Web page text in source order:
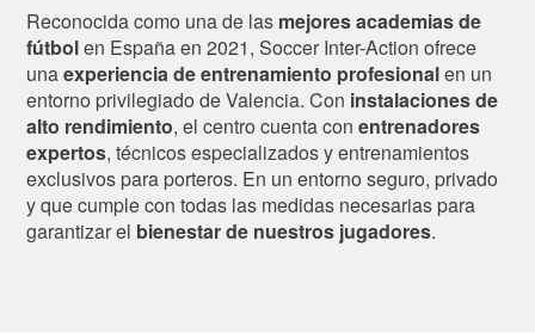
Reconocida como una de las mejores academias de
fútbolen España en 2021, Soccer Inter-Action ofrece
unaexperiencia de entrenamiento profesionalen un
entorno privilegiado de Valencia. Con instalaciones de
alto rendimiento, el centro cuenta conentrenadores
expertos, técnicos especializados y entrenamientos
exclusivos para porteros. En un entorno seguro, privado
y que cumple con todas las medidas necesarias para
garantizar el bienestar de nuestros jugadores.